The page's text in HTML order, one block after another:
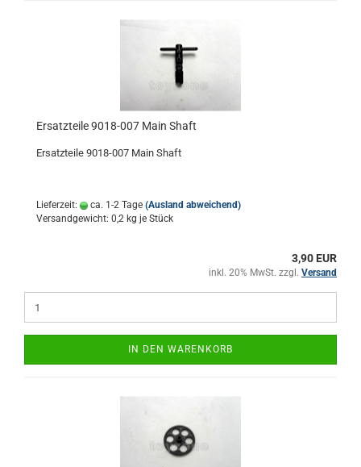
Ersatzteile 9018-007 Main Shaft
Ersatzteile 9018-007 Main Shaft
Lieferzeit: ca. 1-2 Tage (Ausland abweichend)
Versandgewicht: 0,2 kg je Stück
3,90 EUR
inkl. 20% MwSt. zzgl. Versand
IN DEN WARENKORB